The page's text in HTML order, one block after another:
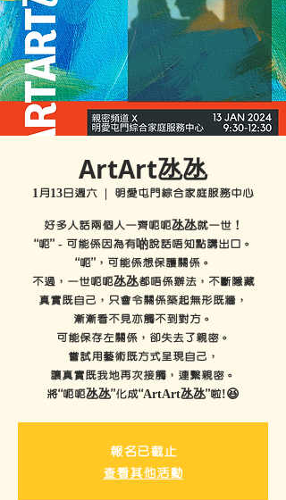
ArtArt氹氹
1月13日週六 明愛屯門綜合家庭服務中心
好多人話兩個人一齊呃呃氹氹就一世！
“呃” - 可能係因為有啲說話唔知點講出口。
“呃”，可能係想保護關係。
不過，一世呃呃氹氹都唔係辦法，不斷隱藏
真實既自己，只會令關係築起無形既牆，
漸漸看不見亦觸不到對方。
可能保存左關係，卻失去了親密。
嘗試用藝術既方式呈現自己，
讓真實既我地再次接觸，連繫親密。
將“呃呃氹氹”化成“ArtArt氹氹”啦!😆
報名已截止
查看其他活動